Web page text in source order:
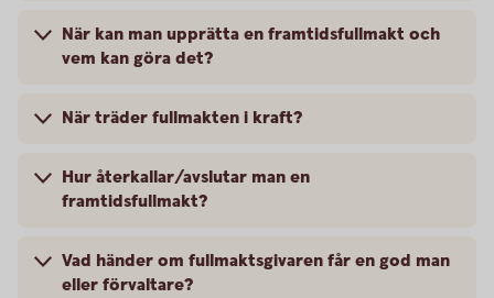
När kan man upprätta en framtidsfullmakt och
vem kan göra det?
När träder fullmakten i kraft?
Hur återkallar/avslutar man en
framtidsfullmakt?
Vad händer om fullmaktsgivaren får en god man
eller förvaltare?